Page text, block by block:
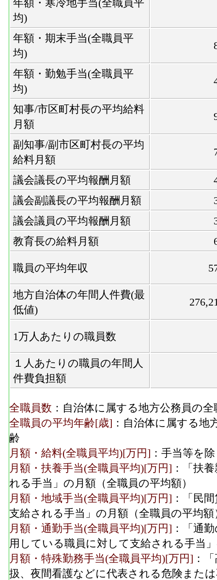
年額・寒冷地手当(全職員平
均)
年額・期末手当(全職員平
均)
年額・勤勉手当(全職員平
均)
知事/市区町村長の平均給料
月額
副知事/副市区町村長の平均
給料月額
議会議長の平均報酬月額
議会副議長の平均報酬月額
議会議員の平均報酬月額
教育長の給料月額
職員の平均年収
地方自治体の年間人件費(最
低値)
1万人あたりの職員数
１人あたりの職員の年間人
件費負担額
全職員数 ：自治体に属する地方公務員の
全職員の平均年齢[歳] ：自治体に属する地
齢
月額・給料(全職員平均)[万円] ：手当等を
月額・扶養手当(全職員平均)[万円] ：「扶
れる手当」の月額（全職員の平均額）
月額・地域手当(全職員平均)[万円] ：「民
支給される手当」の月額（全職員の平均額
月額・通勤手当(全職員平均)[万円] ：「通
用している職員に対して支給される手当
月額・特殊勤務手当(全職員平均)[万円] ：
扱、夜間看護などに代表される危険また